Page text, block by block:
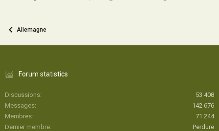
Allemagne
Forum statistics
Discussions
53 408
Messages
142 676
Membres
71 244
Dernier membre
Perdure